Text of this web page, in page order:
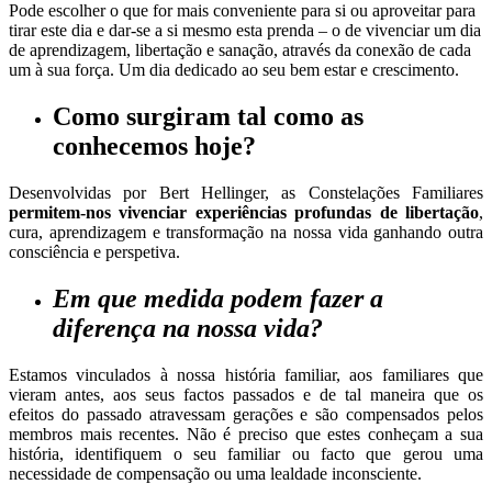
Pode escolher o que for mais conveniente para si ou aproveitar para
tirar este dia e dar-se a si mesmo esta prenda – o de vivenciar um dia
de aprendizagem, libertação e sanação, através da conexão de cada
um à sua força. Um dia dedicado ao seu bem estar e crescimento.
Como surgiram tal como as
conhecemos hoje?
Desenvolvidas por Bert Hellinger, as Constelações Familiares
permitem-nos vivenciar experiências profundas de libertação,
cura, aprendizagem e transformação na nossa vida ganhando outra
consciência e perspetiva.
Em que medida podem fazer a
diferença na nossa vida?
Estamos vinculados à nossa história familiar, aos familiares que
vieram antes, aos seus factos passados e de tal maneira que os
efeitos do passado atravessam gerações e são compensados pelos
membros mais recentes. Não é preciso que estes conheçam a sua
história, identifiquem o seu familiar ou facto que gerou uma
necessidade de compensação ou uma lealdade inconsciente.